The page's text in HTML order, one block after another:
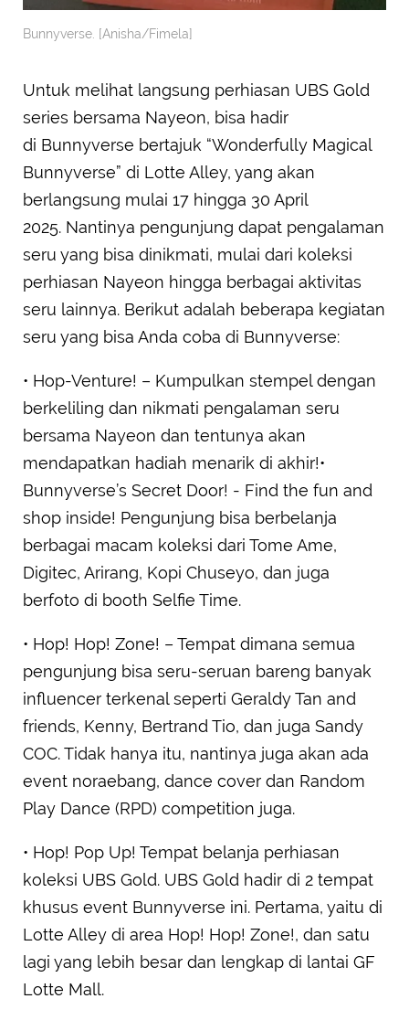
Bunnyverse. [Anisha/Fimela]
Untuk melihat langsung perhiasan UBS Gold
series bersama Nayeon, bisa hadir
di Bunnyverse bertajuk “Wonderfully Magical
Bunnyverse” di Lotte Alley, yang akan
berlangsung mulai 17 hingga 30 April
2025. Nantinya pengunjung dapat pengalaman
seru yang bisa dinikmati, mulai dari koleksi
perhiasan Nayeon hingga berbagai aktivitas
seru lainnya. Berikut adalah beberapa kegiatan
seru yang bisa Anda coba di Bunnyverse:
• Hop-Venture! – Kumpulkan stempel dengan
berkeliling dan nikmati pengalaman seru
bersama Nayeon dan tentunya akan
mendapatkan hadiah menarik di akhir!•
Bunnyverse’s Secret Door! - Find the fun and
shop inside! Pengunjung bisa berbelanja
berbagai macam koleksi dari Tome Ame,
Digitec, Arirang, Kopi Chuseyo, dan juga
berfoto di booth Selfie Time.
• Hop! Hop! Zone! – Tempat dimana semua
pengunjung bisa seru-seruan bareng banyak
influencer terkenal seperti Geraldy Tan and
friends, Kenny, Bertrand Tio, dan juga Sandy
COC. Tidak hanya itu, nantinya juga akan ada
event noraebang, dance cover dan Random
Play Dance (RPD) competition juga.
• Hop! Pop Up! Tempat belanja perhiasan
koleksi UBS Gold. UBS Gold hadir di 2 tempat
khusus event Bunnyverse ini. Pertama, yaitu di
Lotte Alley di area Hop! Hop! Zone!, dan satu
lagi yang lebih besar dan lengkap di lantai GF
Lotte Mall.